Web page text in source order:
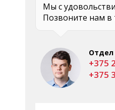
Мы с
Позвоните нам в
+375
+375